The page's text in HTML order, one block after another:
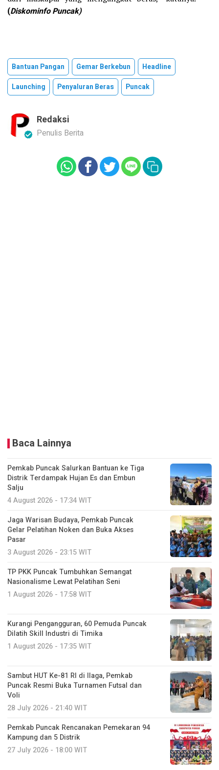
(Diskominfo Puncak)
Bantuan Pangan Gemar Berkebun
Headline
Launching
Penyaluran Beras Puncak
Redaksi
Penulis Berita
Baca Lainnya
Pemkab Puncak Salurkan Bantuan ke Tiga
Distrik Terdampak Hujan Es dan Embun
Salju
4 August 2026 - 17:34 WIT
Jaga Warisan Budaya, Pemkab Puncak
Gelar Pelatihan Noken dan Buka Akses
Pasar
3 August 2026 - 23:15 WIT
TP PKK Puncak Tumbuhkan Semangat
Nasionalisme Lewat Pelatihan Seni
1 August 2026 - 17:58 WIT
Kurangi Pengangguran, 60 Pemuda Puncak
Dilatih Skill Industri di Timika
1 August 2026 - 17:35 WIT
Sambut HUT Ke-81 RI di Ilaga, Pemkab
Puncak Resmi Buka Turnamen Futsal dan
Voli
28 July 2026 - 21:40 WIT
Pemkab Puncak Rencanakan Pemekaran 94
Kampung dan 5 Distrik
27 July 2026 - 18:00 WIT